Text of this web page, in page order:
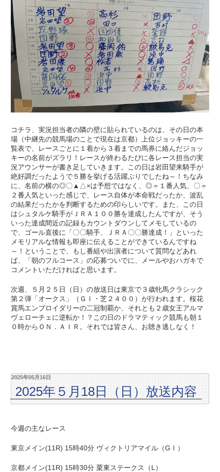
コチラ、実況担当者の隣の壁に貼られているのは、その日の本
場（中継先の競馬場のことで現在は京都）上位ジョッキーの一
覧表で、レースごとに１着から３着までの馬券に絡んだジョッ
キーの名前がズラリ！レースが終わるたびに各レース担当の実
況アウンサーが書き足していきます。この日は岩田望来騎手が
絶好調だったようで５勝を挙げる活躍ぶりでしたね～！ちなみ
に、名前の横の◎〇▲△×は予想ではなく、◎＝１番人気、〇＝
２番人気といった感じで、レース自体が本命戦だったか、波乱
の結果だったかを判断するための印らしいです。また、この日
はシュタルケ騎手がＪＲＡ１００勝を達成したんですが、そう
いった達成間近の記録もカウントダウンしてメモしているの
で、ゴール直後に「〇〇騎手、ＪＲＡ〇〇勝達成！」といった
メモリアルな情報も即座に伝えることができているんですね
～！ということで、もし番組や出演者について質問などあれ
ば、「朝のフルコース」の応募ついでに、メールやおハガキで
コメントいただければと思います。
次週、５月２５日（日）の放送日は東京で３歳牝馬クラシック
第２弾「オークス」（ＧⅠ・芝２４００）が行われます。桜花
賞馬エンブロイダリーの二冠制覇か、それとも２歳女王アルマ
ヴェローチェに逆転か！？この日のドラマティック競馬も朝１
０時からＯＮ．ＡＩＲ。それでは皆さん、お聴き逃しなく！
2025年05月16日
2025年５月18日（日）放送内容
今週の主なレース
東京メイン(11R) 15時40分 ヴィクトリアマイル（GⅠ）
京都メイン(11R) 15時30分 栗東ステークス（L）